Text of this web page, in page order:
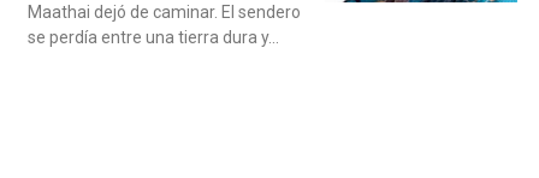
Maathai dejó de caminar. El sendero
se perdía entre una tierra dura y…